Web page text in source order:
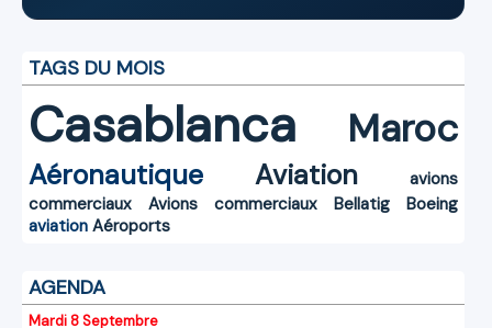
TAGS DU MOIS
Casablanca Maroc
Aéronautique Aviation
avions
commerciaux
Avions commerciaux Bellatig
Boeing
aviation Aéroports
AGENDA
Mardi 8 Septembre